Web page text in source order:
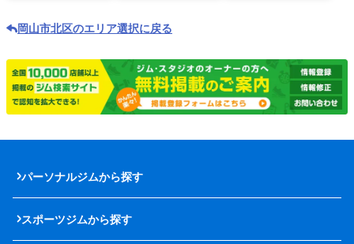
岡山市北区のエリア選択に戻る
パーソナルジムから探す
スポーツジムから探す